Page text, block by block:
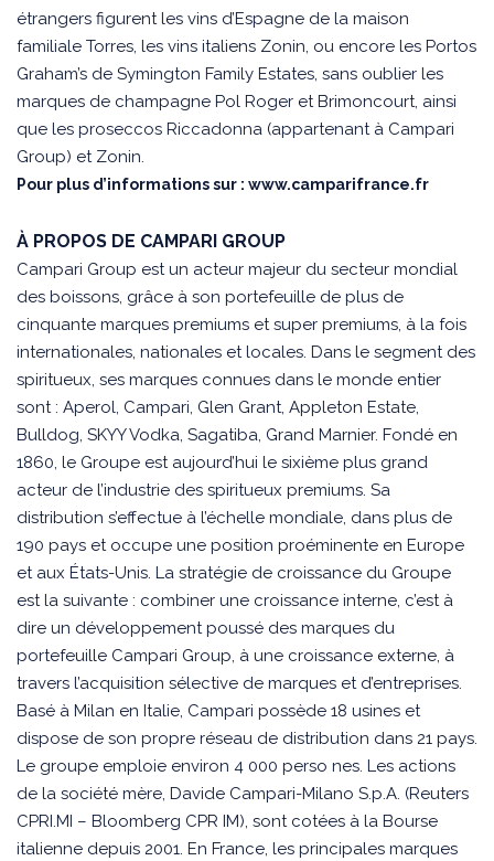
étrangers figurent les vins d’Espagne de la maison
familiale Torres, les vins italiens Zonin, ou encore les Portos
Graham’s de Symington Family Estates, sans oublier les
marques de champagne Pol Roger et Brimoncourt, ainsi
que les proseccos Riccadonna (appartenant à Campari
Group) et Zonin.
Pour plus d’informations sur : www.camparifrance.fr
À PROPOS DE CAMPARI GROUP
Campari Group est un acteur majeur du secteur mondial
des boissons, grâce à son portefeuille de plus de
cinquante marques premiums et super premiums, à la fois
internationales, nationales et locales. Dans le segment des
spiritueux, ses marques connues dans le monde entier
sont : Aperol, Campari, Glen Grant, Appleton Estate,
Bulldog, SKYY Vodka, Sagatiba, Grand Marnier. Fondé en
1860, le Groupe est aujourd’hui le sixième plus grand
acteur de l’industrie des spiritueux premiums. Sa
distribution s’effectue à l’échelle mondiale, dans plus de
190 pays et occupe une position proéminente en Europe
et aux États-Unis. La stratégie de croissance du Groupe
est la suivante : combiner une croissance interne, c’est à
dire un développement poussé des marques du
portefeuille Campari Group, à une croissance externe, à
travers l’acquisition sélective de marques et d’entreprises.
Basé à Milan en Italie, Campari possède 18 usines et
dispose de son propre réseau de distribution dans 21 pays.
Le groupe emploie environ 4 000 perso nes. Les actions
de la société mère, Davide Campari-Milano S.p.A. (Reuters
CPRI.MI – Bloomberg CPR IM), sont cotées à la Bourse
italienne depuis 2001. En France, les principales marques